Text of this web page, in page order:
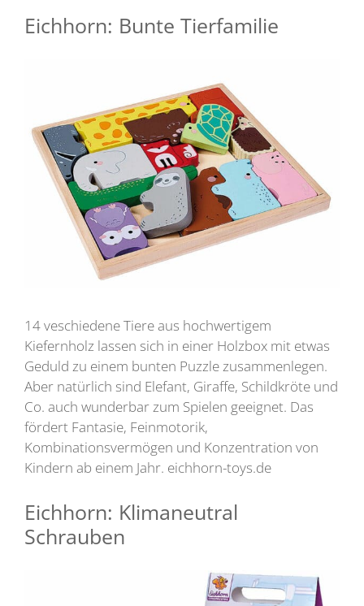
Eichhorn: Bunte Tierfamilie
14 veschiedene Tiere aus hochwertigem
Kiefernholz lassen sich in einer Holzbox mit etwas
Geduld zu einem bunten Puzzle zusammenlegen.
Aber natürlich sind Elefant, Giraffe, Schildkröte und
Co. auch wunderbar zum Spielen geeignet. Das
fördert Fantasie, Feinmotorik,
Kombinationsvermögen und Konzentration von
Kindern ab einem Jahr. eichhorn-toys.de
Eichhorn: Klimaneutral
Schrauben